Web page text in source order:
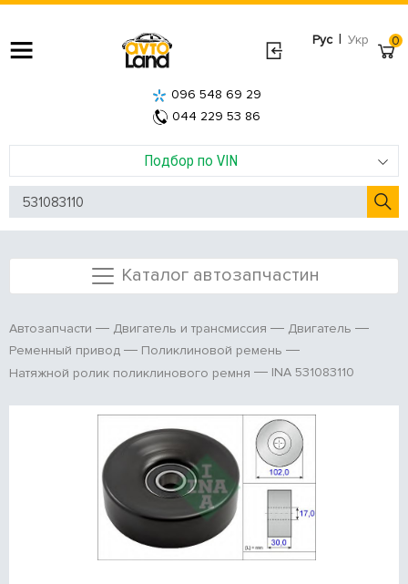
Рус | Укр
Подбор по VIN
096 548 69 29
044 229 53 86
0
Каталог автозапчастин
Автозапчасти Двигатель и трансмиссия
Двигатель
Ременный привод
Поликлиновой ремень
Натяжной ролик поликлинового ремня
INA 531083110